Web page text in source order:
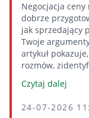
Negocjacja
dobrze
jak sprzedający
Twoje
artykuł
rozmów,
Czytaj dalej
24-07-2026